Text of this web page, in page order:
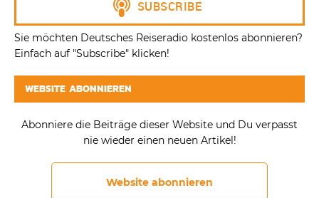
Sie möchten Deutsches Reiseradio kostenlos abonnieren?
Einfach auf "Subscribe" klicken!
WEBSITE ABONNIEREN
Abonniere die Beiträge dieser Website und Du verpasst
nie wieder einen neuen Artikel!
Website abonnieren